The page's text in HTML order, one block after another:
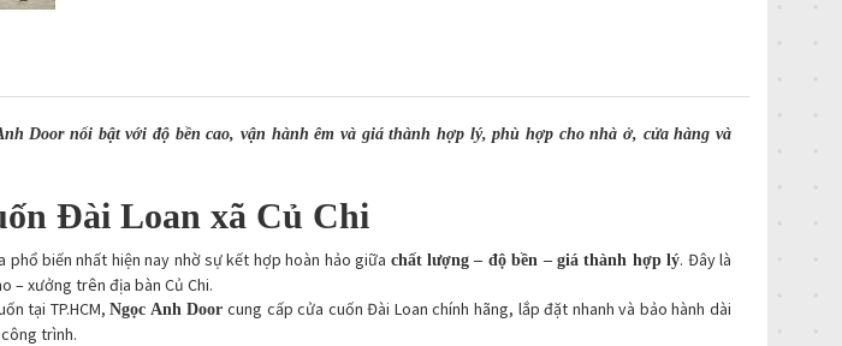
Door nổi bật với độ bền cao, vận hành êm và giá thành hợp lý, phù hợp cho nhà ở, cửa hàng và
Đài Loan xã Củ Chi
phổ biến nhất hiện nay nhờ sự kết hợp hoàn hảo giữa chất lượng – độ bền – giá thành hợp lý. Đây là
– xưởng trên địa bàn Củ Chi.
tại TP.HCM,Ngọc Anh Door cung cấp cửa cuốn Đài Loan chính hãng, lắp đặt nhanh và bảo hành dài
trình.